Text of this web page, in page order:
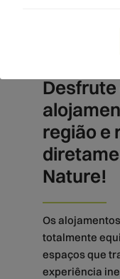
região e
Nature!
Os
totalmente
espaços que
experiência